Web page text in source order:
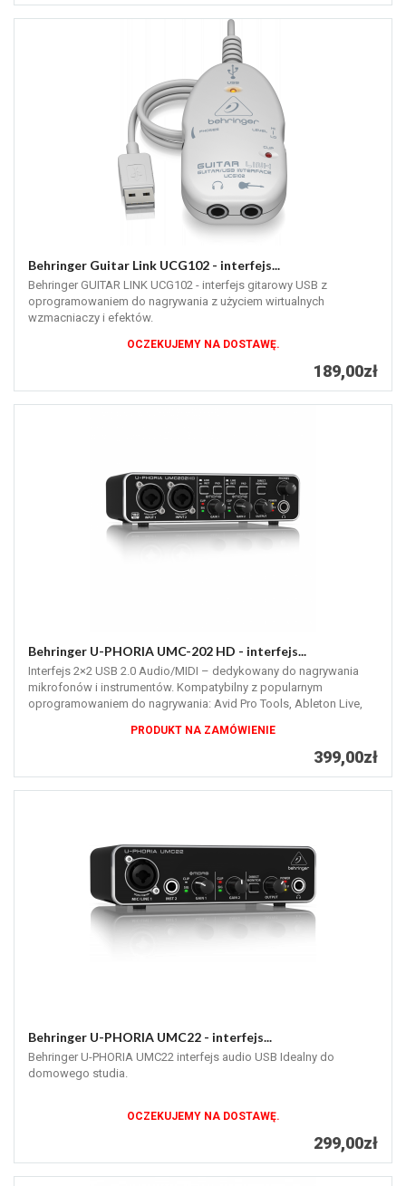
Behringer Guitar Link UCG102 - interfejs...
Behringer GUITAR LINK UCG102 - interfejs gitarowy USB z
oprogramowaniem do nagrywania z użyciem wirtualnych
wzmacniaczy i efektów.
OCZEKUJEMY NA DOSTAWĘ.
189,00zł
Behringer U-PHORIA UMC-202 HD - interfejs...
Interfejs 2×2 USB 2.0 Audio/MIDI – dedykowany do nagrywania
mikrofonów i instrumentów. Kompatybilny z popularnym
oprogramowaniem do nagrywania: Avid Pro Tools, Ableton Live,
PRODUKT NA ZAMÓWIENIE
399,00zł
Behringer U-PHORIA UMC22 - interfejs...
Behringer U-PHORIA UMC22 interfejs audio USB Idealny do
domowego studia.
OCZEKUJEMY NA DOSTAWĘ.
299,00zł